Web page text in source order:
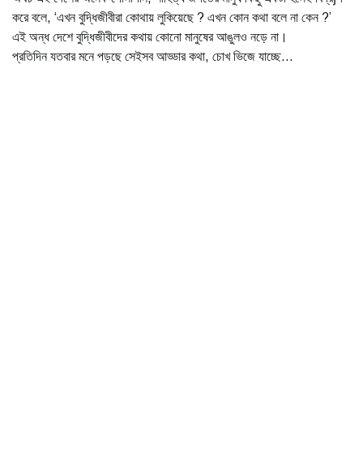
করে বলে, ‘এখন বুদ্ধিজীবীরা কোথায় লুকিয়েছে ? এখন কোন কথা বলে না কেন ?’
এই অন্ধ দেশে বুদ্ধিজীবীদের কথায় কোনো মানুষের আঙুলও নড়ে না।
প্রতিদিন যতবার মনে পড়ছে সেইসব আড্ডার কথা, চোখ ভিজে যাচ্ছে...